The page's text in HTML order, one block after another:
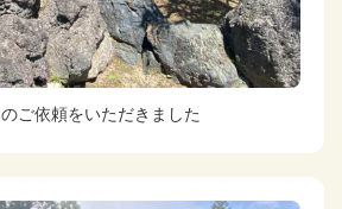
ご依頼をいただきました